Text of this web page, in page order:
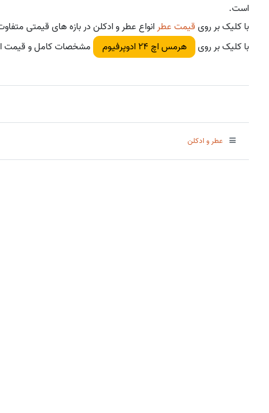
است.
با کلیک بر روی قیمت عطر انواع عطر و ادکلن در بازه های قیمتی
با کلیک بر روی
هرمس اچ 24 ادوپرفیوم مشخصات کامل و قیمت
عطر و ادکلن